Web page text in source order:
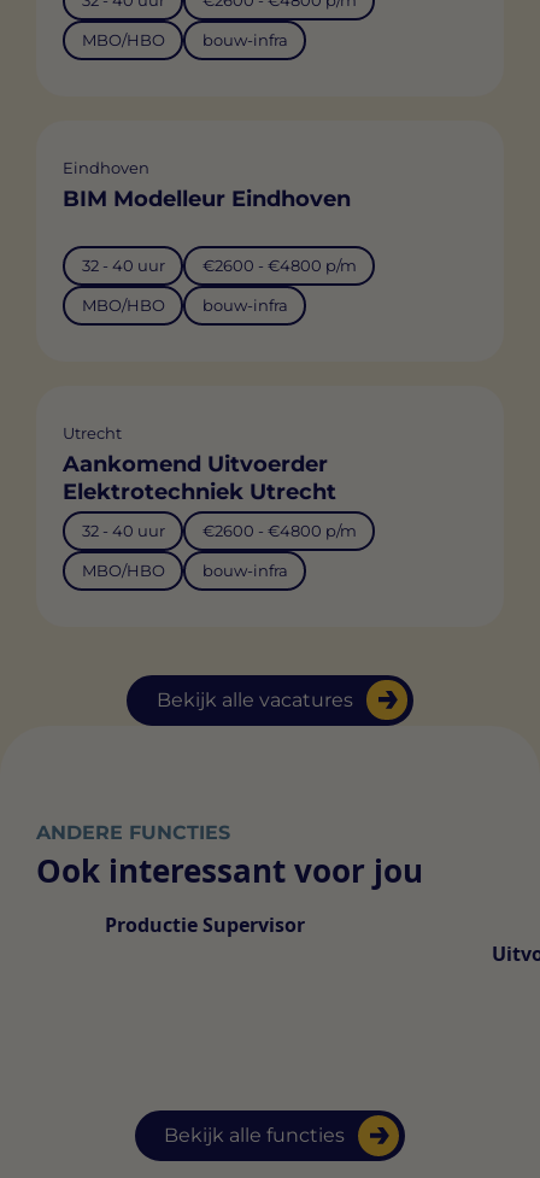
Bekijk alle vacatures
MBO/HBO bouw-infra
Eindhoven
BIM Modelleur Eindhoven
32 - 40 uur €2600 - €4800 p/m
MBO/HBO bouw-infra
Utrecht
Aankomend Uitvoerder
Elektrotechniek Utrecht
32 - 40 uur €2600 - €4800 p/m
MBO/HBO bouw-infra
ANDERE FUNCTIES
Ook interessant voor jou
Bekijk alle functies
Productie Supervisor